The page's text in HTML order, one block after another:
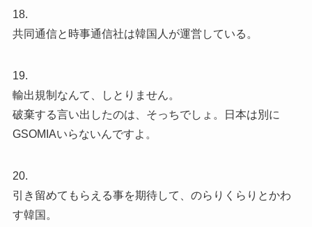
18.
共同通信と時事通信社は韓国人が運営している。
19.
輸出規制なんて、しとりません。
破棄する言い出したのは、そっちでしょ。日本は別に
GSOMIAいらないんですよ。
20.
引き留めてもらえる事を期待して、のらりくらりとかわ
す韓国。